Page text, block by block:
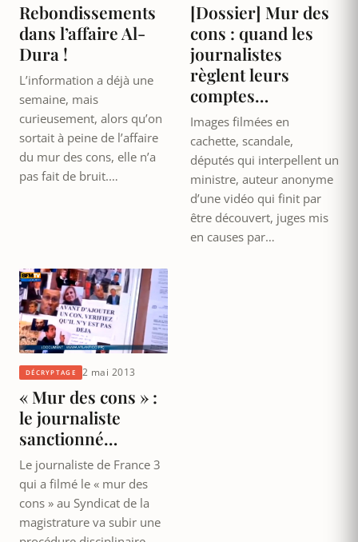
Rebondissements
dans l’affaire Al-
Dura !
L’information a déjà une
semaine, mais
curieusement, alors qu’on
sortait à peine de l’affaire
du mur des cons, elle n’a
pas fait de bruit.…
[Dossier] Mur des
cons : quand les
journalistes
règlent leurs
comptes…
Images filmées en
cachette, scandale,
députés qui interpellent un
ministre, auteur anonyme
d’une vidéo qui finit par
être découvert, juges mis
en causes par…
DÉCRYPTAGE 2 mai 2013
« Mur des cons » :
le journaliste
sanctionné…
Le journaliste de France 3
qui a filmé le « mur des
cons » au Syndicat de la
magistrature va subir une